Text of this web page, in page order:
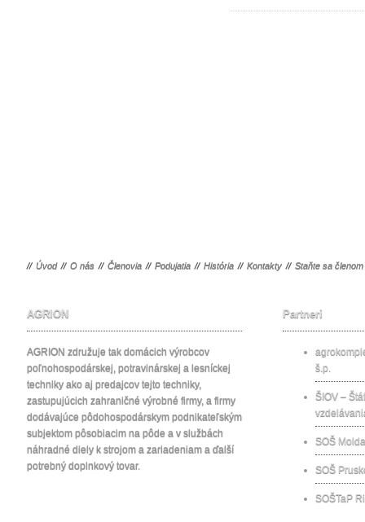
// Úvod // O nás // Členovia // Podujatia // História // Kontakty // Staňte sa členom
AGRION
AGRION združuje tak domácich výrobcov
poľnohospodárskej, potravinárskej a lesníckej
techniky ako aj predajcov tejto techniky,
zastupujúcich zahraničné výrobné firmy, a firmy
dodávajúce pôdohospodárskym podnikateľským
subjektom pôsobiacim na pôde a v službách
náhradné diely k strojom a zariadeniam a ďalší
potrebný doplnkový tovar.
Partneri
š.p.
ŠIOV –
SOŠ
SOŠ
SOŠTaP